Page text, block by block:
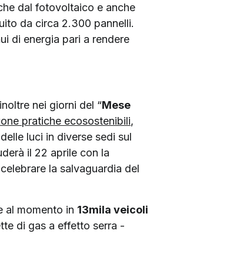
dal fotovoltaico e anche
da circa 2.300 pannelli.
di energia pari a rendere
nei giorni del “Mese
pratiche ecosostenibili,
luci in diverse sedi sul
il 22 aprile con la
la salvaguardia del
al momento in 13mila veicoli
di gas a effetto serra -